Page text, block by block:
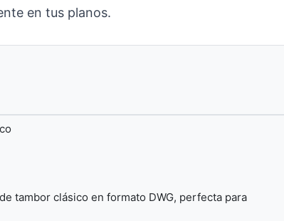
en tus planos.
tambor clásico en formato DWG, perfecta para